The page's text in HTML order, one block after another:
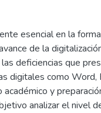
esencial en la
de la
deficiencias que
digitales como Word,
y
analizar el nivel